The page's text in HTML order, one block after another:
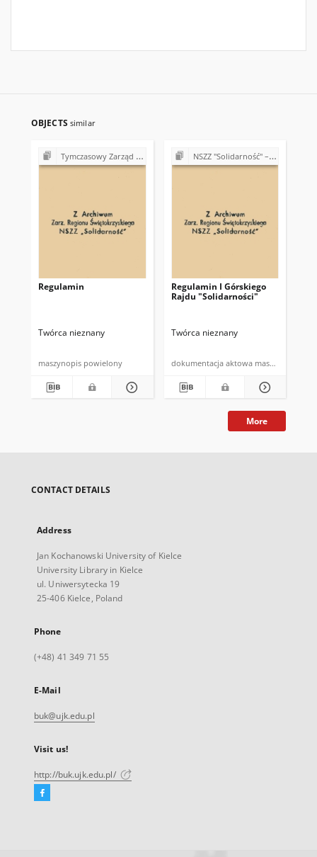
OBJECTS similar
Tymczasowy Zarząd Regionu Świętokrzyskiego NSZZ "Solidarność" (1989)
Regulamin
Twórca nieznany
maszynopis powielony
NSZZ "Solidarność" – 15. rocznica powstania Związku
Regulamin I Górskiego
Rajdu "Solidarności"
Twórca nieznany
dokumentacja aktowa
More
CONTACT DETAILS
Address
Jan Kochanowski University of Kielce
University Library in Kielce
ul. Uniwersytecka 19
25-406 Kielce, Poland
Phone
(+48) 41 349 71 55
E-Mail
buk@ujk.edu.pl
Visit us!
http://buk.ujk.edu.pl/
Facebook